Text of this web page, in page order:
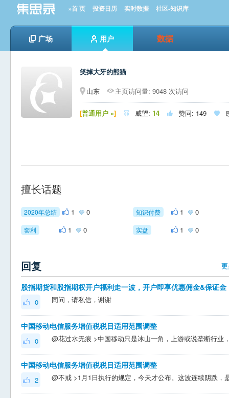
»首 页 投资日历 实时数据 社区-知识库
广场 用户 数据
笑掉大牙的熊猫
山东
主页访问量: 9048 次访问
[普通用户 »]  威望: 14  赞同: 149 
擅长话题
2020年总结 1 0 知识付费 1 0
套利 1 0 实盘 1 0
回复
股指期货和股指期权开户福利走一波，开户即享优惠佣金&保证金
0 同问，请私信，谢谢
中国移动电信服务增值税税目适用范围调整
0
中国移动电信服务增值税税目适用范围调整
2